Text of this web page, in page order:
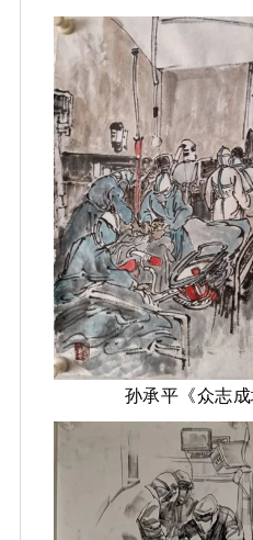
孙承平《众志成